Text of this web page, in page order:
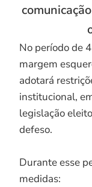
No período de
margem
adotará
institucional,
legislação
defeso.
Durante esse
medidas: